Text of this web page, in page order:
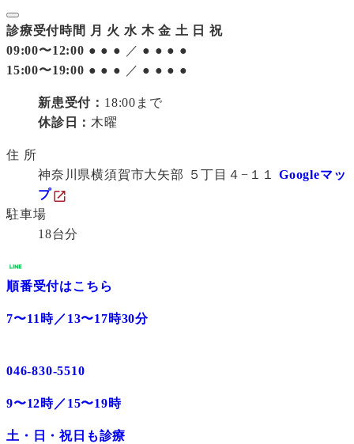
診療受付時間 月 火 水 木 金 土 日 祝
09:00〜12:00 ● ● ● ／ ● ● ● ●
15:00〜19:00 ● ● ● ／ ● ● ● ●
新患受付： 18:00まで
休診日： 木曜
住 所
神奈川県横須賀市大矢部 ５丁目４−１１ Googleマッ
プ
駐車場
18台分
順番受付はこちら
7〜11時／13〜17時30分
046-830-5510
9〜12時／15〜19時
土・日・祝日も診療